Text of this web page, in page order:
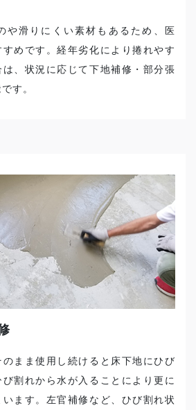
や滑りにくい素材もあるため、医
めです。経年劣化により捲れやす
は、状況に応じて下地補修・部分張
す。
まま使用し続けると床下地にひび
割れから水が入ることにより更に
ます。左官補修など、ひび割れ状